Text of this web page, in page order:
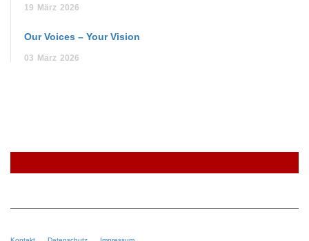
19 März 2026
Our Voices – Your Vision
03 März 2026